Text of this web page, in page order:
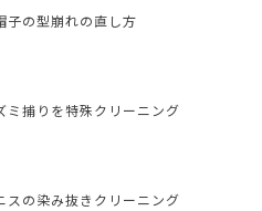
子の型崩れの直し方
ミ捕りを特殊クリーニング
スの染み抜きクリーニング